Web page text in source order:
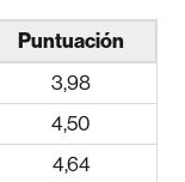
Puntuación
3,98
4,50
4,64